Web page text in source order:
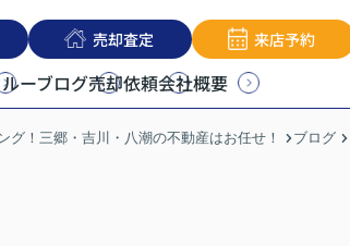
売却査定 来店予約
ーブログ売却依頼会社概要
グ！三郷・吉川・八潮の不動産はお任せ！ ブログ